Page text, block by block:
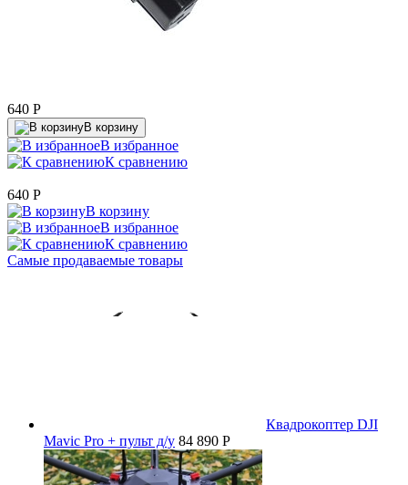
640 P
В корзину
В избранное
К сравнению
640 P
В корзину
В избранное
К сравнению
Самые продаваемые товары
Квадрокоптер DJI
Mavic Pro + пульт д/у 84 890 P